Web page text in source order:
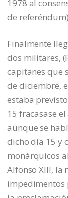
1978 al
de
Finalmente
dos militares,
capitanes que
de diciembre,
estaba
15 fracasase
aunque se
dicho día 15 y
monárquicos
Alfonso XIII, la
impedimentos